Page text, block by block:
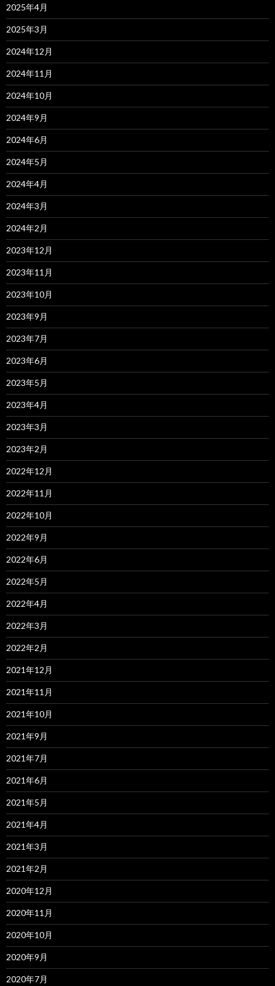
2025年4月
2025年3月
2024年12月
2024年11月
2024年10月
2024年9月
2024年6月
2024年5月
2024年4月
2024年3月
2024年2月
2023年12月
2023年11月
2023年10月
2023年9月
2023年7月
2023年6月
2023年5月
2023年4月
2023年3月
2023年2月
2022年12月
2022年11月
2022年10月
2022年9月
2022年6月
2022年5月
2022年4月
2022年3月
2022年2月
2021年12月
2021年11月
2021年10月
2021年9月
2021年7月
2021年6月
2021年5月
2021年4月
2021年3月
2021年2月
2020年12月
2020年11月
2020年10月
2020年9月
2020年7月